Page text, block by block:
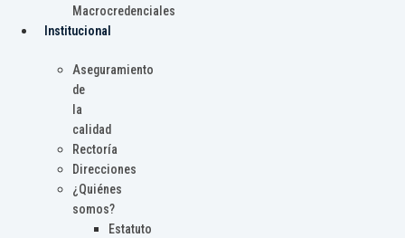
Macrocredenciales
Institucional
Aseguramiento
de
la
calidad
Rectoría
Direcciones
¿Quiénes
somos?
Estatuto